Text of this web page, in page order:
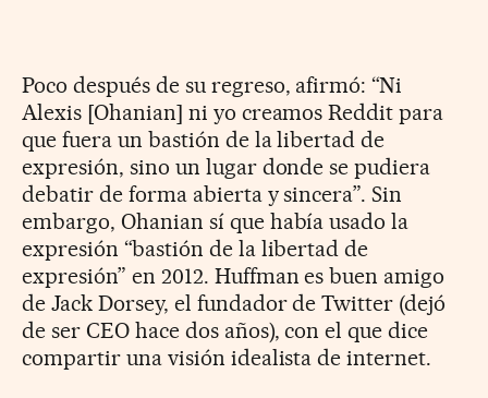
Poco después de su regreso, afirmó: “Ni
Alexis [Ohanian] ni yo creamos Reddit para
que fuera un bastión de la libertad de
expresión, sino un lugar donde se pudiera
debatir de forma abierta y sincera”. Sin
embargo, Ohanian sí que había usado la
expresión “bastión de la libertad de
expresión” en 2012. Huffman es buen amigo
de Jack Dorsey, el fundador de Twitter (dejó
de ser CEO hace dos años), con el que dice
compartir una visión idealista de internet.